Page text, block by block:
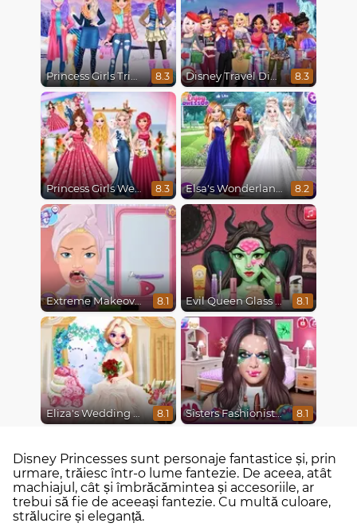
Princess Girls Trip To Aspen 8.3 Disney Travel Diaries: City Break 8.3
Princess Girls Wedding Trip 8.3 Elsa's Wonderland Wedding 8.2
Extreme Makeover 8.1 Evil Queen Glass Skin Routine #Influencer 8.1
Eliza's Wedding Planner 8.1 Sisters Fashionista Makeup 8.1
Disney Princesses sunt personaje fantastice și, prin
urmare, trăiesc într-o lume fantezie. De aceea, atât
machiajul, cât și îmbrăcămintea și accesoriile, ar
trebui să fie de aceeași fantezie. Cu multă culoare,
strălucire și eleganță.